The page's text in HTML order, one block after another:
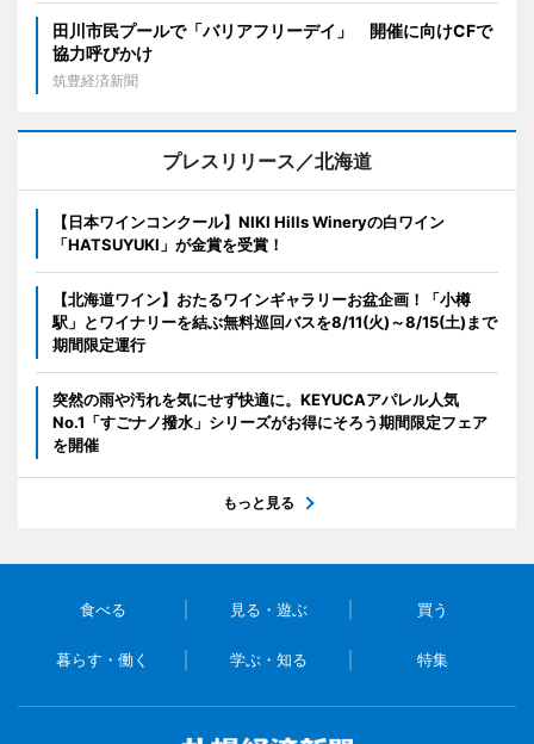
田川市民プールで「バリアフリーデイ」 開催に向けCFで
協力呼びかけ
筑豊経済新聞
プレスリリース／北海道
【日本ワインコンクール】NIKI Hills Wineryの白ワイン
「HATSUYUKI」が金賞を受賞！
【北海道ワイン】おたるワインギャラリーお盆企画！「小樽
駅」とワイナリーを結ぶ無料巡回バスを8/11(火)～8/15(土)まで
期間限定運行
突然の雨や汚れを気にせず快適に。KEYUCAアパレル人気
No.1「すごナノ撥水」シリーズがお得にそろう期間限定フェア
を開催
もっと見る
食べる 見る・遊ぶ 買う
暮らす・働く 学ぶ・知る 特集